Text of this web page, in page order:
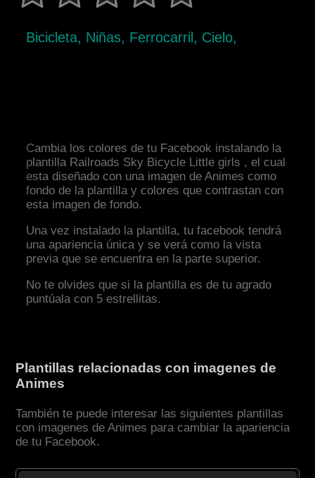
Bicicleta, Niñas, Ferrocarril, Cielo,
Cambia los colores de tu Facebook instalando la
plantilla Railroads Sky Bicycle Little girls , el cual
esta diseñado con una imagen de Animes como
fondo de la plantilla y colores que contrastan con
esta imagen de fondo.
Una vez instalado la plantilla, tu facebook tendrá
una apariencia única y se verá como la vista
previa que se encuentra en la parte superior.
No te olvides que si la plantilla es de tu agrado
puntúala con 5 estrellitas.
Plantillas relacionadas con imagenes de
Animes
También te puede interesar las siguientes plantillas
con imagenes de Animes para cambiar la apariencia
de tu Facebook.